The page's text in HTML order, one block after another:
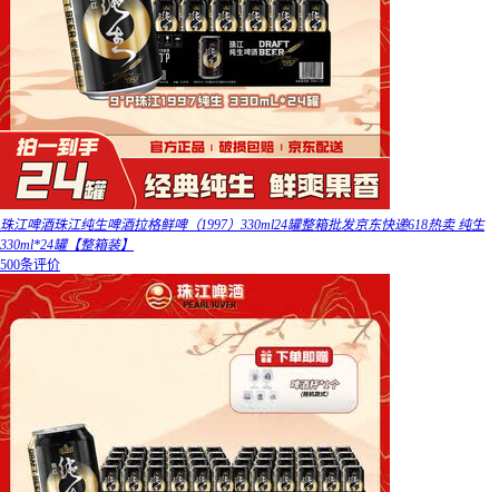
珠江啤酒珠江纯生啤酒拉格鲜啤（1997）330ml24罐整箱批发京东快递618热卖 纯生
330ml*24罐【整箱装】
500条评价